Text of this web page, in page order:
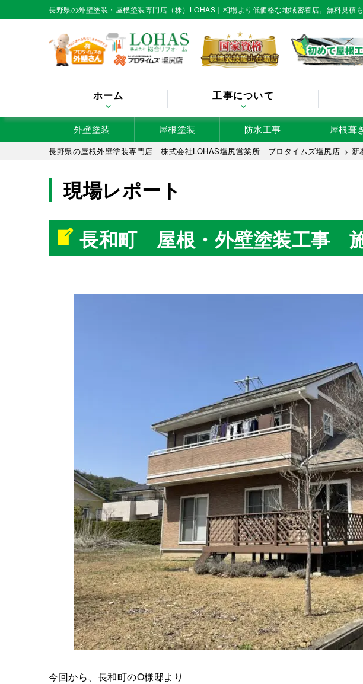
長野県の外壁塗装・屋根塗装専門店（株）LOHAS｜相場より低価格な地域密着店。無料見
ホーム 工事について
外壁塗装 屋根塗装 防水工事 屋根葺
長野県の屋根外壁塗装専門店 株式会社LOHAS塩尻営業所 プロタイムズ塩尻店 > 新
現場レポート
長和町 屋根・外壁塗装工事
今回から、長和町のO様邸より